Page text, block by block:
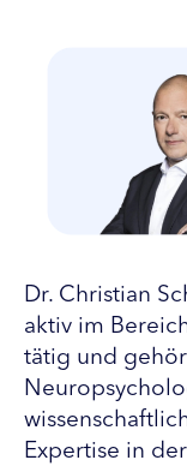
Dr. Christian
aktiv im
tätig und
Expertise in